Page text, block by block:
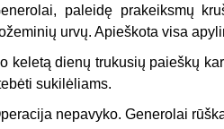
paleidę prakeiksmų
urvų. Apieškota visa
keletą dienų trukusių paieškų
sukilėliams.
nepavyko. Generolai